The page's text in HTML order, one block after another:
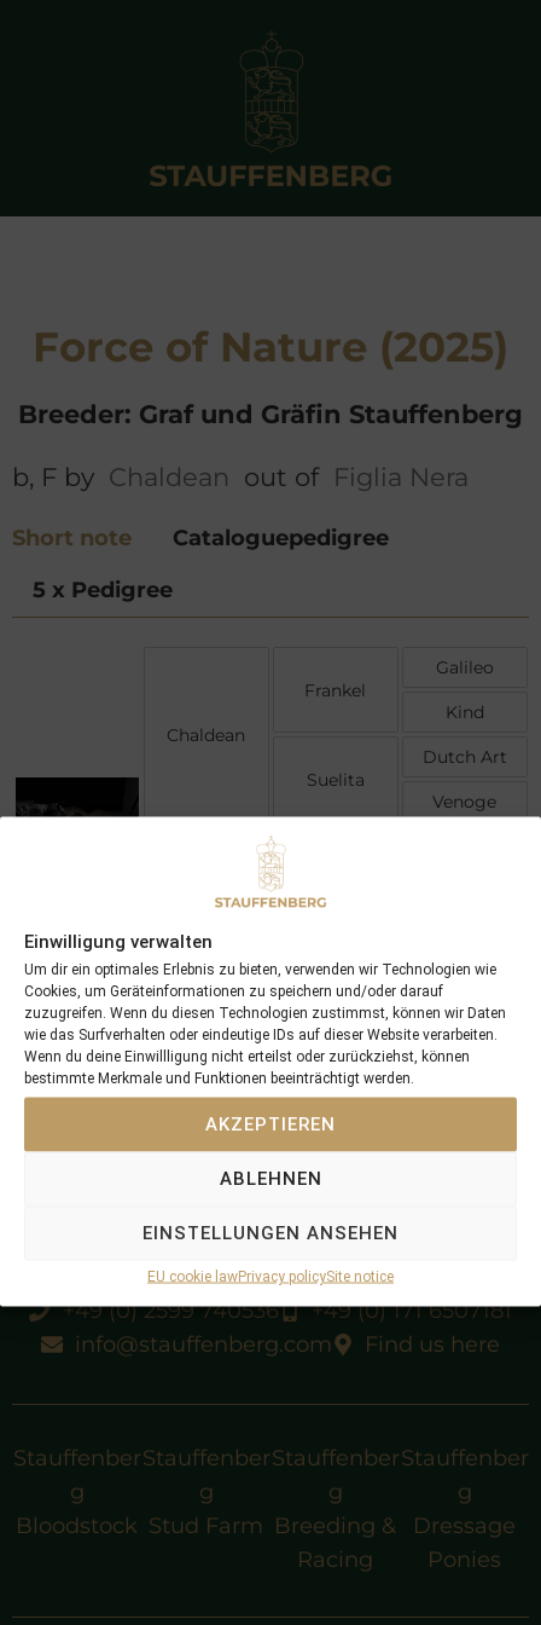
Einwilligung verwalten
Um dir ein optimales Erlebnis zu bieten, verwenden wir Technologien wie
Cookies, um Geräteinformationen zu speichern und/oder darauf
zuzugreifen. Wenn du diesen Technologien zustimmst, können wir Daten
wie das Surfverhalten oder eindeutige IDs auf dieser Website verarbeiten.
Wenn du deine Einwillligung nicht erteilst oder zurückziehst, können
bestimmte Merkmale und Funktionen beeinträchtigt werden.
AKZEPTIEREN
ABLEHNEN
EINSTELLUNGEN ANSEHEN
EU cookie lawPrivacy policySite notice
Force of Nature (2025)
Breeder: Graf und Gräfin Stauffenberg
b, F by Chaldean out of Figlia Nera
Short note
Cataloguepedigree
5 x Pedigree
Chaldean
Figlia Nera
Frankel
Suelita
Firedance
Galileo
Kind
Dutch Art
Venoge
Fraulein
Tobin (USA)
+49 (0) 2599 740536
+49 (0) 171 6507181
info@stauffenberg.com
Find us here
Stauffenber
g
Bloodstock
Stauffenber
g
Stud Farm
Stauffenber
g
Breeding &
Racing
Stauffenber
g
Dressage
Ponies